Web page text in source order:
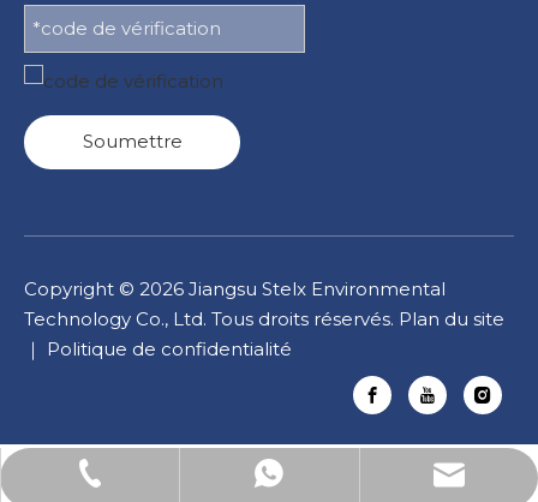
Tél : +86-13901531913
WhatsApp : +86-13901531913
Courriel : Lucas.xu@stelxtech.com
Soumettre
Copyright © 2026 Jiangsu Stelx Environmental
Technology Co., Ltd. Tous droits réservés. Plan du site
｜ Politique de confidentialité